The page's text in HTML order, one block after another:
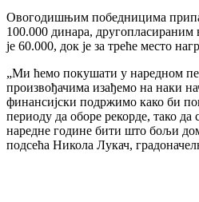
Овогодишњим победницима
100.000 динара, другопласираним
је 60.000, док је за треће место
„Ми ћемо покушати у наредном
произвођачима изађемо на наки
финансијски подржимо како би
периоду да оборе рекорде, тако да
наредне године бити што бољи
подсећа Никола Лукач,